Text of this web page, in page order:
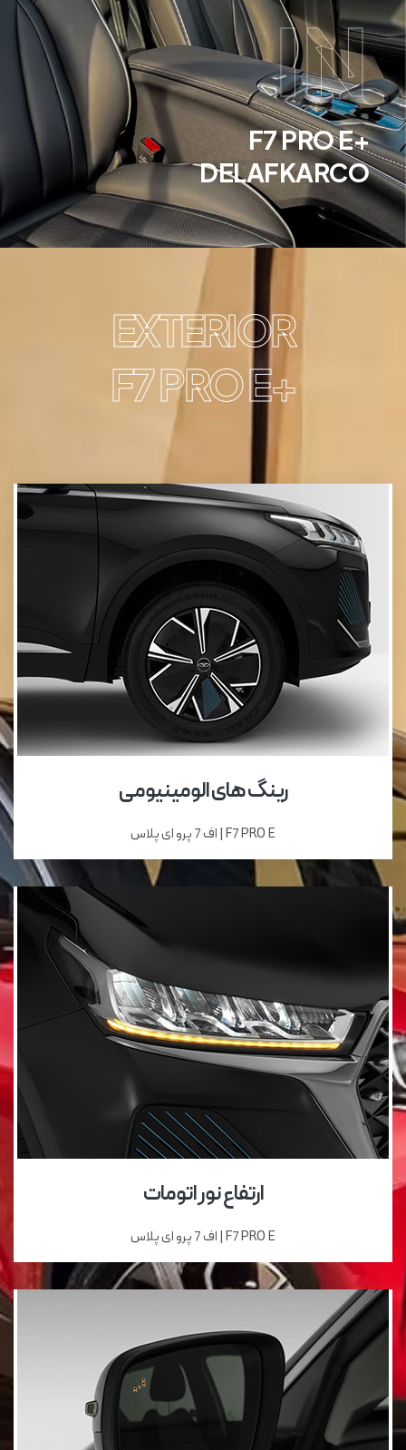
IN
+F7 PRO E
DELAFKARCO
EXTERIOR
+F7 PRO E
رینگ های الومینیومی
F7 PRO E | اف 7 پرو ای پلاس
ارتفاع نور اتومات
F7 PRO E | اف 7 پرو ای پلاس